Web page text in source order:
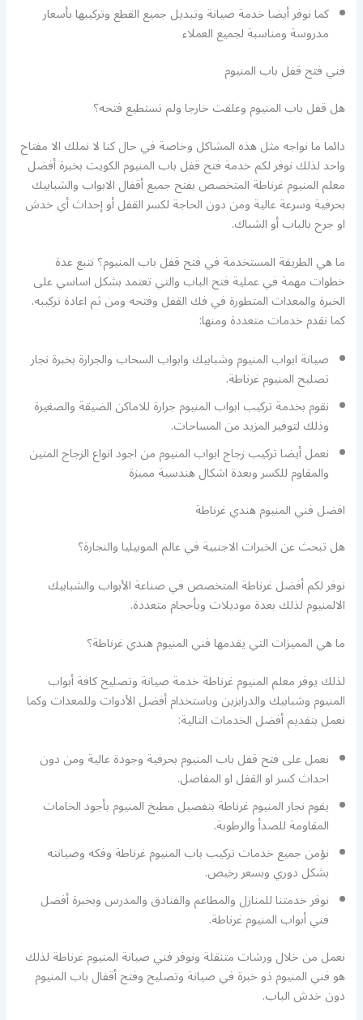
كما نوفر أيضا خدمة صيانة وتبديل جميع القطع وتركيبها بأسعار
مدروسة ومناسبة لجميع العملاء
فني فتح قفل باب المنيوم
هل قفل باب المنيوم وعلقت خارجا ولم تستطيع فتحه؟
دائما ما نواجه مثل هذه المشاكل وخاصة في حال كنا لا نملك الا مفتاح
واحد لذلك نوفر لكم خدمة فتح قفل باب المنيوم الكويت بخبرة أفضل
معلم المنيوم غرناطة المتخصص بفتح جميع أقفال الابواب والشبابيك
بحرفية وسرعة عالية ومن دون الحاجة لكسر القفل أو إحداث أي خدش
او جرح بالباب أو الشباك.
ما هي الطريقة المستخدمة في فتح قفل باب المنيوم؟ نتبع عدة
خطوات مهمة في عملية فتح الباب والتي تعتمد بشكل اساسي على
الخبرة والمعدات المتطورة في فك القفل وفتحه ومن ثم اعادة تركيبه.
كما نقدم خدمات متعددة ومنها:
صيانة ابواب المنيوم وشبابيك وابواب السحاب والجرارة بخبرة نجار
تصليح المنيوم غرناطة.
نقوم بخدمة تركيب ابواب المنيوم جرارة للاماكن الضيقة والصغيرة
وذلك لتوفير المزيد من المساحات.
نعمل أيضا تركيب زجاج ابواب المنيوم من اجود انواع الزجاج المتين
والمقاوم للكسر وبعدة اشكال هندسية مميزة
افضل فني المنيوم هندي غرناطة
هل تبحث عن الخبرات الاجنبية في عالم الموبيليا والنجارة؟
نوفر لكم أفضل غرناطة المتخصص في صناعة الأبواب والشبابيك
الالمنيوم لذلك بعدة موديلات وبأحجام متعددة.
ما هي المميزات التي يقدمها فني المنيوم هندي غرناطة؟
لذلك يوفر معلم المنيوم غرناطة خدمة صيانة وتصليح كافة أبواب
المنيوم وشبابيك والدرابزين وباستخدام أفضل الأدوات وللمعدات وكما
نعمل بتقديم أفضل الخدمات التالية:
نعمل على فتح قفل باب المنيوم بحرفية وجودة عالية ومن دون
احداث كسر او القفل او المفاصل.
يقوم نجار المنيوم غرناطة بتفصيل مطبخ المنيوم بأجود الخامات
المقاومة للصدأ والرطوبة.
نؤمن جميع خدمات تركيب باب المنيوم غرناطة وفكه وصيانته
بشكل دوري وبسعر رخيص.
نوفر خدمتنا للمنازل والمطاعم والفنادق والمدرس وبخبرة أفضل
فني أبواب المنيوم غرناطة.
نعمل من خلال ورشات متنقلة ونوفر فني صيانة المنيوم غرناطة لذلك
هو فني المنيوم ذو خبرة في صيانة وتصليح وفتح أقفال باب المنيوم
دون خدش الباب.